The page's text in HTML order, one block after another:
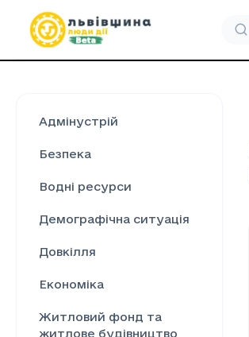
Адмінустрій
Безпека
Водні ресурси
Демографічна ситуація
Довкілля
Економіка
Житловий фонд та
житлове будівництво